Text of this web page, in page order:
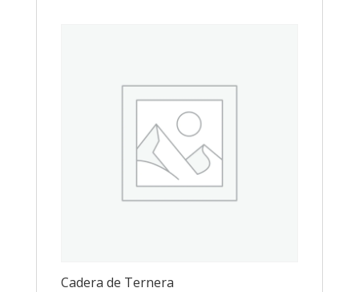
Cadera de Ternera